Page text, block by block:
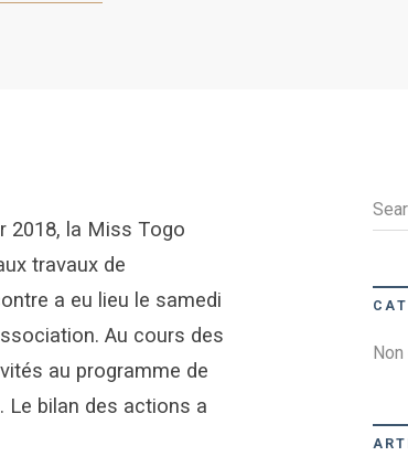
2018, la Miss Togo
travaux de
a eu lieu le samedi
Au cours des
au programme de
Le bilan des actions a